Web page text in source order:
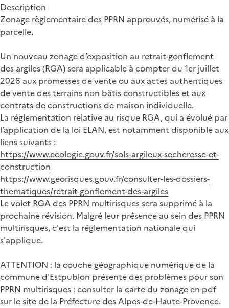
Description
Zonage règlementaire des PPRN approuvés, numérisé à la
parcelle.
Un nouveau zonage d’exposition au retrait-gonflement
des argiles (RGA) sera applicable à compter du 1er juillet
2026 aux promesses de vente ou aux actes authentiques
de vente des terrains non bâtis constructibles et aux
contrats de constructions de maison individuelle.
La réglementation relative au risque RGA, qui a évolué par
l’application de la loi ELAN, est notamment disponible aux
liens suivants :
https://www.ecologie.gouv.fr/sols-argileux-secheresse-et-
construction
https://www.georisques.gouv.fr/consulter-les-dossiers-
thematiques/retrait-gonflement-des-argiles
Le volet RGA des PPRN multirisques sera supprimé à la
prochaine révision. Malgré leur présence au sein des PPRN
multirisques, c'est la réglementation nationale qui
s'applique.
ATTENTION : la couche géographique numérique de la
commune d'Estpublon présente des problèmes pour son
PPRN multirisques : consulter la carte du zonage en pdf
sur le site de la Préfecture des Alpes-de-Haute-Provence.